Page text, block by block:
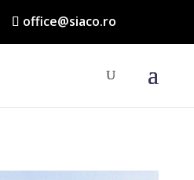
office@siaco.ro